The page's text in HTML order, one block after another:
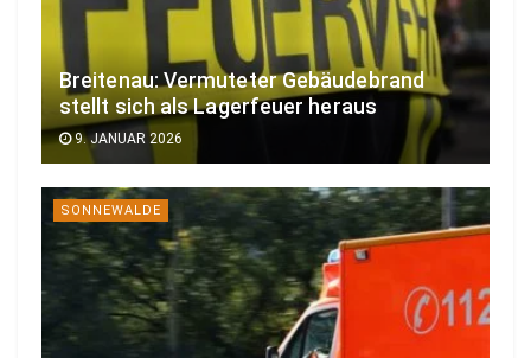
Breitenau: Vermuteter Gebäudebrand
stellt sich als Lagerfeuer heraus
9. JANUAR 2026
SONNEWALDE